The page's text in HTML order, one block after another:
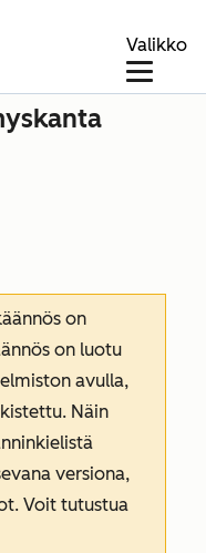
Valikko
on
on luotu
avulla,
Näin
versiona,
Voit tutustua